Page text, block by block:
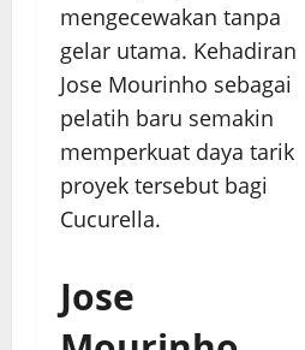
mengecewakan tanpa
gelar utama. Kehadiran
Jose Mourinho sebagai
pelatih baru semakin
memperkuat daya tarik
proyek tersebut bagi
Cucurella.
Jose